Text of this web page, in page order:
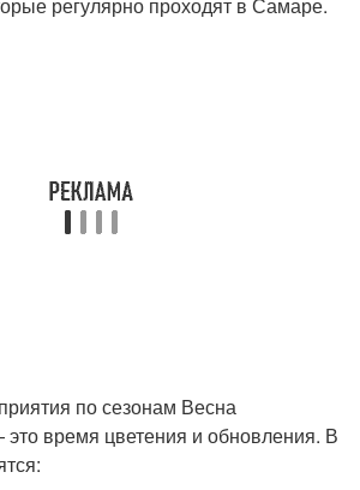
по сезонам Весна
время цветения и обновления. В